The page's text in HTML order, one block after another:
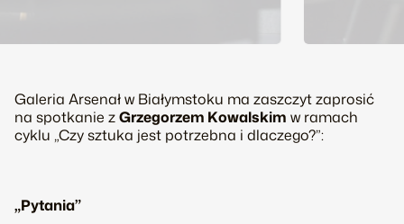
Galeria Arsenał w Białymstoku ma zaszczyt zaprosić
na spotkanie zGrzegorzem Kowalskim w ramach
cyklu „Czy sztuka jest potrzebna i dlaczego?”:
„Pytania”